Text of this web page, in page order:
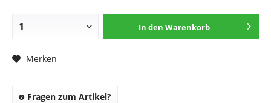
In den Warenkorb
Merken
Fragen zum Artikel?